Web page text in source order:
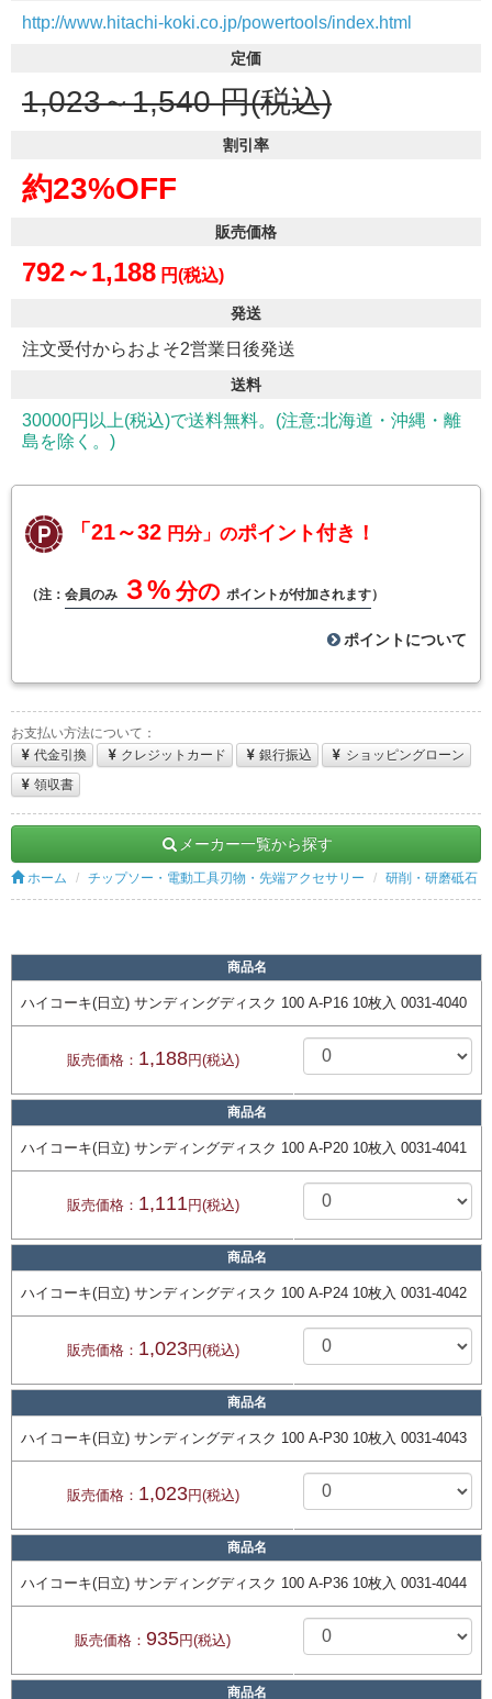
http://www.hitachi-koki.co.jp/powertools/index.html
定価
1,023～1,540 円(税込)
割引率
約23%OFF
販売価格
792～1,188 円(税込)
発送
注文受付からおよそ2営業日後発送
送料
30000円以上(税込)で送料無料。(注意:北海道・沖縄・離
島を除く。)
「21～32 円分」のポイント付き！
（注： 会員のみ ３% 分の ポイントが付加されます）
ポイントについて
お支払い方法について：
代金引換
クレジットカード 銀行振込
ショッピングローン
領収書
メーカー一覧から探す
ホーム チップソー・電動工具刃物・先端アクセサリー 研削・研磨砥石
商品名
ハイコーキ(日立) サンディングディスク 100 A-P16 10枚入 0031-4040
販売価格： 1,188円(税込)
商品名
ハイコーキ(日立) サンディングディスク 100 A-P20 10枚入 0031-4041
販売価格： 1,111 円(税込)
商品名
ハイコーキ(日立) サンディングディスク 100 A-P24 10枚入 0031-4042
販売価格： 1,023円(税込)
商品名
ハイコーキ(日立) サンディングディスク 100 A-P30 10枚入 0031-4043
販売価格： 1,023円(税込)
商品名
ハイコーキ(日立) サンディングディスク 100 A-P36 10枚入 0031-4044
販売価格： 935円(税込)
商品名